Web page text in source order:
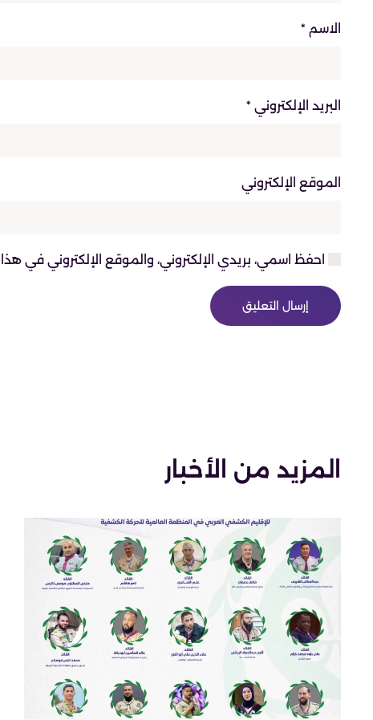
الاسم *
البريد الإلكتروني *
الموقع الإلكتروني
احفظ اسمي، بريدي الإلكتروني، والموقع الإلكتروني في
إرسال التعليق
المزيد من الأخبار